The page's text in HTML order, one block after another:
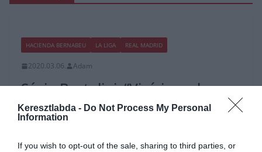
Keresztlabda - Do Not Process My Personal
Information
If you wish to opt-out of the sale, sharing to third parties, or
HACIENDA BERNABEU LA LIGA REAL MADRID
2020.03.06. Adam
Sávio Bortolini: “Viníciusnak nem
kell változnia”
volt a táskámban. Éjjel 2 órakor szállt le a gépem, és az első